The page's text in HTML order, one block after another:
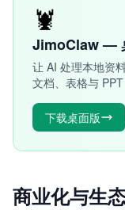
🦞
JimoClaw —
让 AI 处理本地资
文档、表格与 PPT
下载桌面版
商业化与生